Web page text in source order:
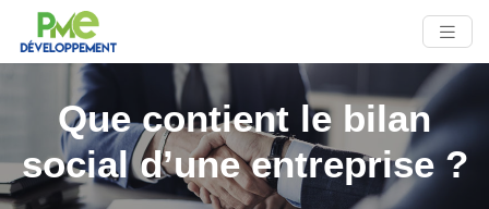
Que contient le bilan
social d’une entreprise ?